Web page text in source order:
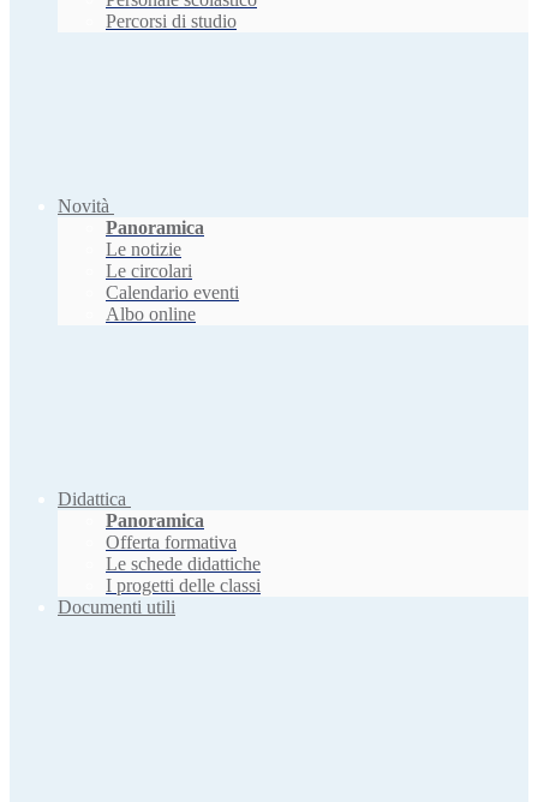
Percorsi di studio
Novità
Panoramica
Le notizie
Le circolari
Calendario eventi
Albo online
Didattica
Panoramica
Offerta formativa
Le schede didattiche
I progetti delle classi
Documenti utili